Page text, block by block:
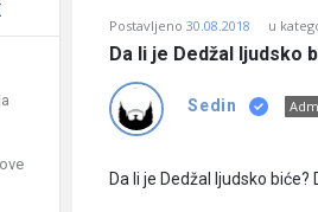
Učene
Latest
Pitanja
Postavljeno 30.08.2018 u
Da li je Dedžal ljudsko
Sedin
Da li je Dedžal ljudsko